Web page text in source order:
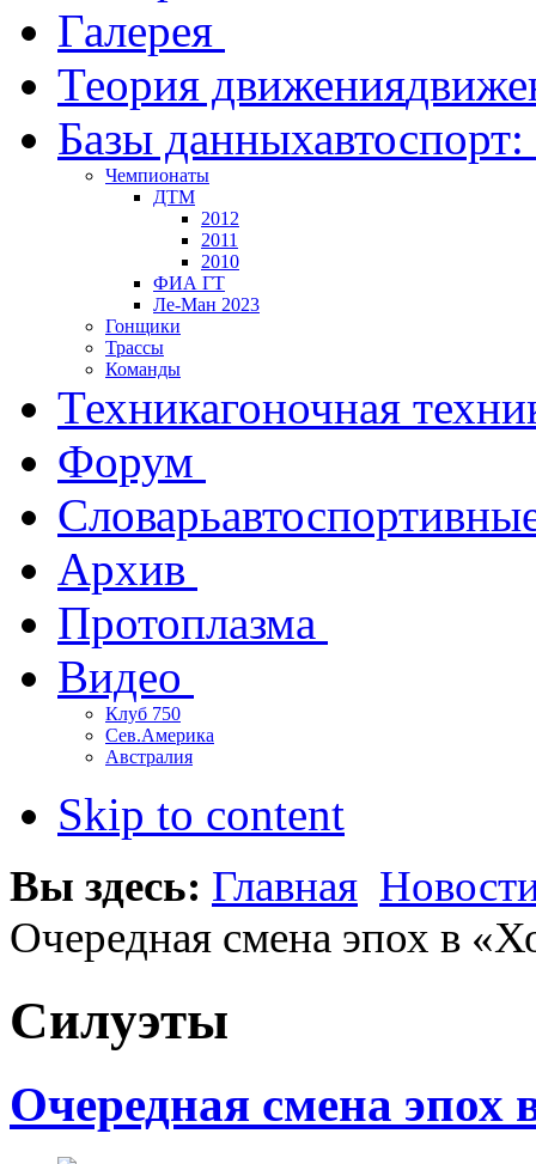
Галерея
Теория движения
Базы данных
Чемпионаты
ДТМ
2012
2011
2010
ФИА ГТ
Ле-Ман 2023
Гонщики
Трассы
Команды
Техникагоночная
Форум
Словарь
Архив
Протоплазма
Видео
Клуб 750
Сев.Америка
Австралия
Skip to content
Вы здесь: Главная
Очередная смена эпох в
Силуэты
Очередная смена эпох